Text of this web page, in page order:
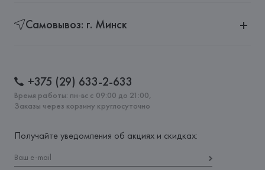
Самовывоз: г. Минск
+375 (29) 633-2-633
Время работы: пн-вс с 09:00 до 21:00,
Заказы через корзину круглосуточно
Получайте уведомления об акциях и скидках: